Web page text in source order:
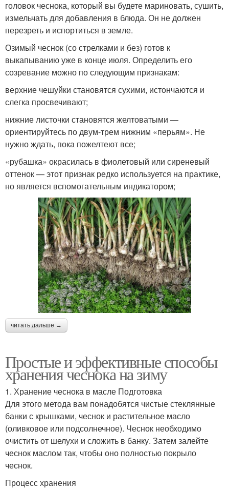
головок чеснока, который вы будете мариновать, сушить,
измельчать для добавления в блюда. Он не должен
перезреть и испортиться в земле.
Озимый чеснок (со стрелками и без) готов к
выкапыванию уже в конце июля. Определить его
созревание можно по следующим признакам:
верхние чешуйки становятся сухими, истончаются и
слегка просвечивают;
нижние листочки становятся желтоватыми —
ориентируйтесь по двум-трем нижним «перьям». Не
нужно ждать, пока пожелтеют все;
«рубашка» окрасилась в фиолетовый или сиреневый
оттенок — этот признак редко используется на практике,
но является вспомогательным индикатором;
читать дальше →
Простые и эффективные способы
хранения чеснока на зиму
1. Хранение чеснока в масле Подготовка
Для этого метода вам понадобятся чистые стеклянные
банки с крышками, чеснок и растительное масло
(оливковое или подсолнечное). Чеснок необходимо
очистить от шелухи и сложить в банку. Затем залейте
чеснок маслом так, чтобы оно полностью покрыло
чеснок.
Процесс хранения